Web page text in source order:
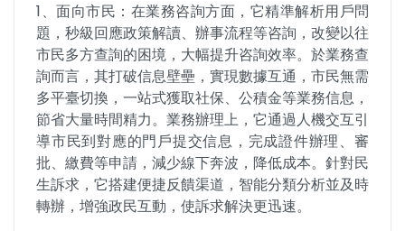
1、面向市民：在業務咨詢方面，它精準解析用戶問
題，秒級回應政策解讀、辦事流程等咨詢，改變以往
市民多方查詢的困境，大幅提升咨詢效率。於業務查
詢而言，其打破信息壁壘，實現數據互通，市民無需
多平臺切換，一站式獲取社保、公積金等業務信息，
節省大量時間精力。業務辦理上，它通過人機交互引
導市民到對應的門戶提交信息，完成證件辦理、審
批、繳費等申請，減少線下奔波，降低成本。針對民
生訴求，它搭建便捷反饋渠道，智能分類分析並及時
轉辦，增強政民互動，使訴求解決更迅速。